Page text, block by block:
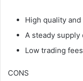
High quality
A steady
Low trading fees
CONS